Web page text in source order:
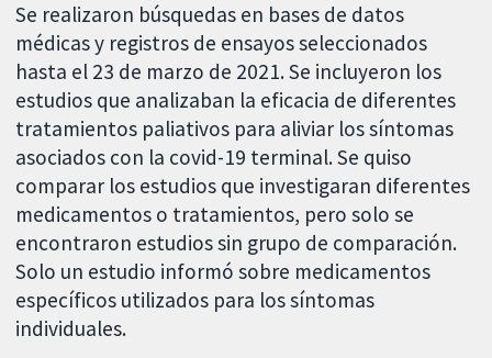
Se realizaron búsquedas en bases de datos
médicas y registros de ensayos seleccionados
hasta el 23 de marzo de 2021. Se incluyeron los
estudios que analizaban la eficacia de diferentes
tratamientos paliativos para aliviar los síntomas
asociados con la covid-19 terminal. Se quiso
comparar los estudios que investigaran diferentes
medicamentos o tratamientos, pero solo se
encontraron estudios sin grupo de comparación.
Solo un estudio informó sobre medicamentos
específicos utilizados para los síntomas
individuales.